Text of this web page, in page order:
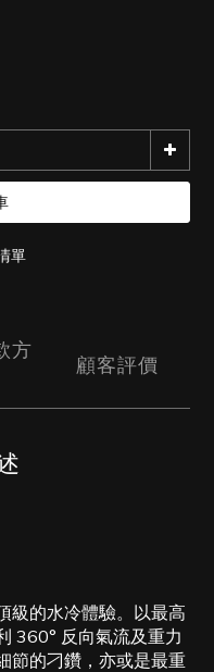
單
方
顧客評價
級的水冷體驗。以最高
360° 反向氣流及重力
節的刁鑽，亦或是最重